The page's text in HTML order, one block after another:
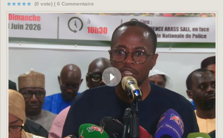
(0 vote) | 0 Commentaire